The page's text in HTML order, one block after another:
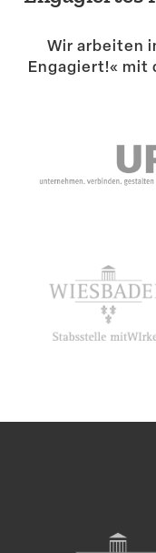
Wir arbeiten
Engagiert!« mit